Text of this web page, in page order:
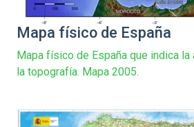
Mapa físico de España
Mapa físico de España que indica
la topografía. Mapa 2005.